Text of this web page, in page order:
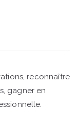
reconnaître
gagner en